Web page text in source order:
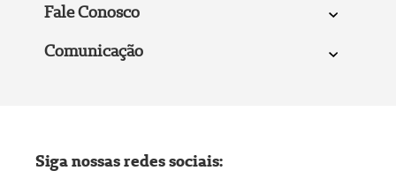
Fale Conosco
Comunicação
Siga nossas redes sociais: